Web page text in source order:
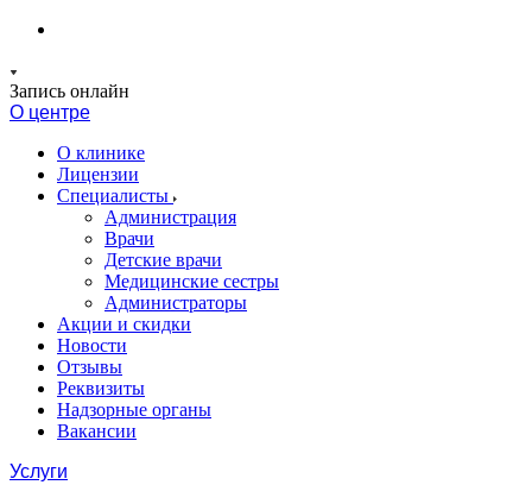
Запись онлайн
О центре
О клинике
Лицензии
Специалисты
Администрация
Врачи
Детские врачи
Медицинские сестры
Администраторы
Акции и скидки
Новости
Отзывы
Реквизиты
Надзорные органы
Вакансии
Услуги